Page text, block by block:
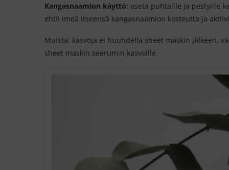
Kangasnaamion käyttö: aseta puhtaille ja pestyille
ehtii imeä itseensä kangasnaamion kosteutta ja
Muista: kasvoja ei huuhdella sheet maskin jälkeen,
sheet maskin seerumin kasvoille.